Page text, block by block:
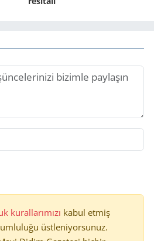
kurallarımızı kabul etmiş
üstleniyorsunuz.